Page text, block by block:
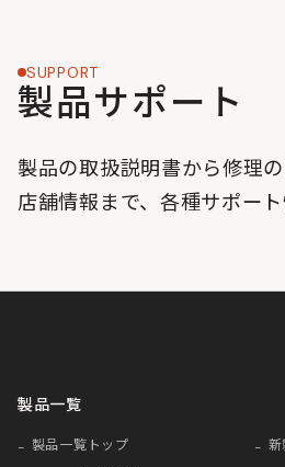
SUPPORT
製品サポート
製品の取扱説明書から修理
店舗情報まで、各種サポート
製品一覧
製品一覧トップ
新